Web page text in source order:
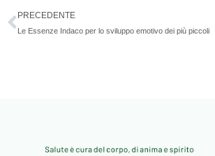
Precedente
PRECEDENTE
Le Essenze Indaco per lo sviluppo emotivo dei più piccoli